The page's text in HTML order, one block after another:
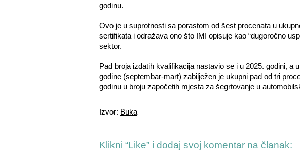
godinu.
Ovo je u suprotnosti sa porastom od šest procenata u
sertifikata i odražava ono što IMI opisuje kao “dugoročno
sektor.
Pad broja izdatih kvalifikacija nastavio se i u 2025. godini, a
godine (septembar-mart) zabilježen je ukupni pad od tri
godinu u broju započetih mjesta za šegrtovanje u
Izvor: Buka
Klikni “Like” i dodaj svoj komentar na članak: